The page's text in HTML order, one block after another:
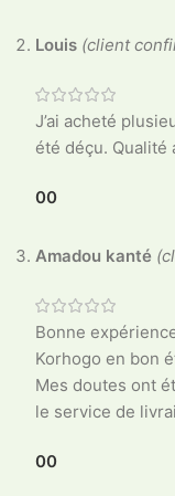
Louis (client
J’ai acheté
été déçu. Qualité
00
Amadou kanté
Bonne
Korhogo en bon
Mes doutes ont
le service de
00